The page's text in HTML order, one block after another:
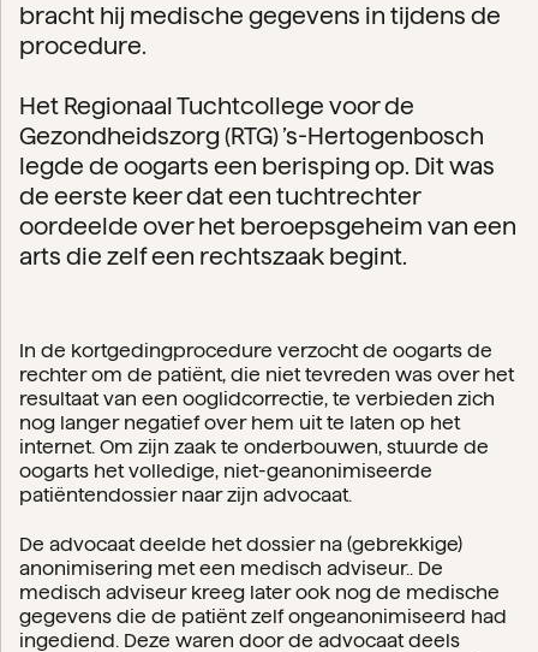
bracht hij medische gegevens in tijdens de
procedure.
Het Regionaal Tuchtcollege voor de
Gezondheidszorg (RTG) ’s-Hertogenbosch
legde de oogarts een berisping op. Dit was
de eerste keer dat een tuchtrechter
oordeelde over het beroepsgeheim van een
arts die zelf een rechtszaak begint.
In de kortgedingprocedure verzocht de oogarts de
rechter om de patiënt, die niet tevreden was over het
resultaat van een ooglidcorrectie, te verbieden zich
nog langer negatief over hem uit te laten op het
internet. Om zijn zaak te onderbouwen, stuurde de
oogarts het volledige, niet-geanonimiseerde
patiëntendossier naar zijn advocaat.
De advocaat deelde het dossier na (gebrekkige)
anonimisering met een medisch adviseur.. De
medisch adviseur kreeg later ook nog de medische
gegevens die de patiënt zelf ongeanonimiseerd had
ingediend. Deze waren door de advocaat deels